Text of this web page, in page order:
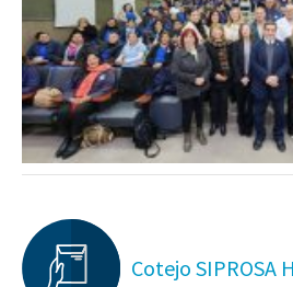
Cotejo SIPROSA